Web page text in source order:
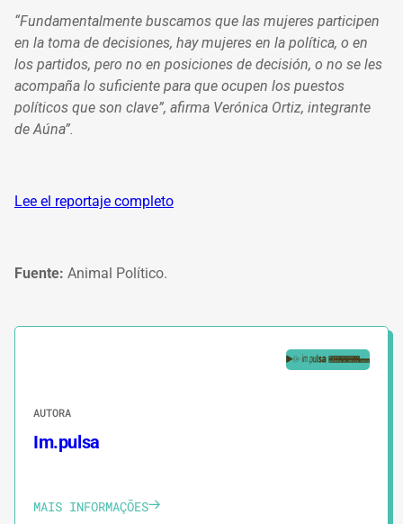
“Fundamentalmente buscamos que las mujeres participen
en la toma de decisiones, hay mujeres en la política, o en
los partidos, pero no en posiciones de decisión, o no se les
acompaña lo suficiente para que ocupen los puestos
políticos que son clave”, afirma Verónica Ortiz, integrante
de Aúna”.
Lee el reportaje completo
Fuente: Animal Político.
AUTORA
Im.pulsa
MAIS INFORMAÇÕES